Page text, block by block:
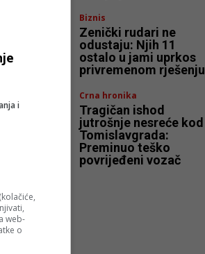
Biznis
Zenički rudari ne
odustaju: Njih 11
ostalo u jami uprkos
privremenom rješenju
Crna hronika
Tragičan ishod
jutrošnje nesreće kod
Tomislavgrada:
Preminuo teško
povrijeđeni vozač
i
web-
o